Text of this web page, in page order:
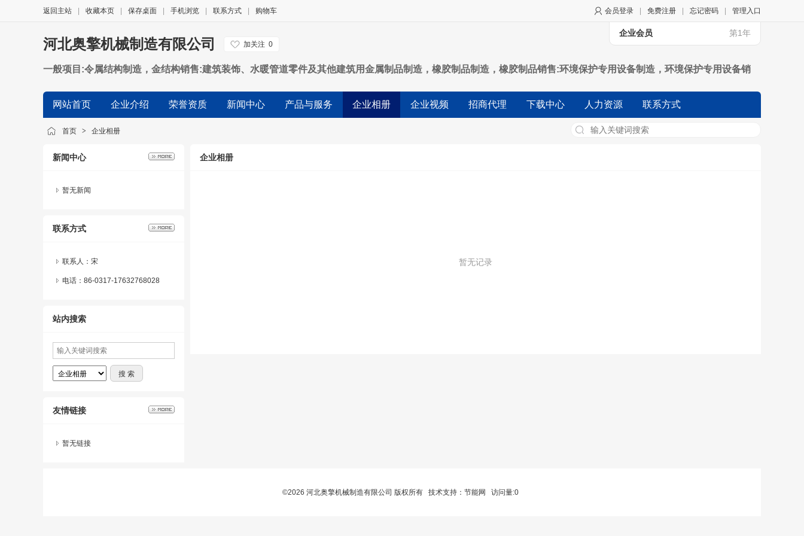
会员登录 免费注册 忘记密码 管理入口
返回主站 收藏本页 保存桌面 手机浏览 联系方式 购物车
企业会员 第1年
河北奥擎机械制造有限公司 加关注 0
一般项目:令属结构制造，金结构销售:建筑装饰、水暖管道零件及其他建筑用金属制品制造，橡胶制品制造，橡胶制品销售:环境保护专用设备制造，环境保护专用设备销
网站首页
企业介绍 荣誉资质 新闻中心 产品与服务 企业相册 企业视频 招商代理 下载中心 人力资源 联系方式
首页 > 企业相册
新闻中心
暂无新闻
联系方式
联系人：宋
电话：86-0317-17632768028
站内搜索
友情链接
暂无链接
企业相册
暂无记录
©2026 河北奥擎机械制造有限公司 版权所有 技术支持： 节能网 访问量:0